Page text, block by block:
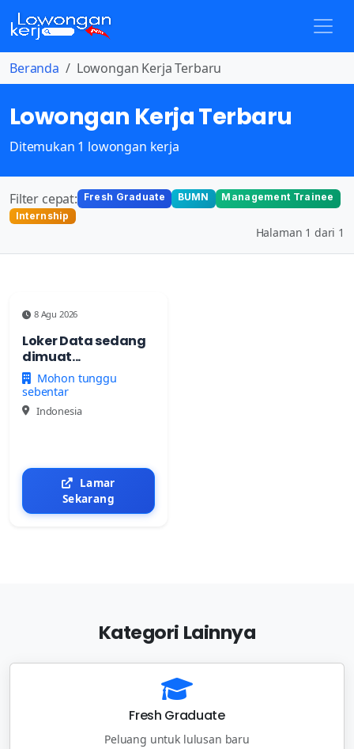
Beranda Lowongan Kerja Terbaru
Lowongan Kerja Terbaru
Ditemukan 1 lowongan kerja
Filter cepat: Fresh Graduate BUMN
Management Trainee
Internship
Halaman 1 dari 1
8 Agu 2026
Loker Data sedang
dimuat...
Mohon tunggu
sebentar
Indonesia
Lamar
Sekarang
Kategori Lainnya
Fresh Graduate
Peluang untuk lulusan baru